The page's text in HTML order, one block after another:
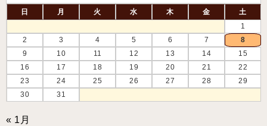
日 月 火 水 木 金
土
1
2
3 4 5 6 7
8
9
10 11 12 13 14
15
16
17 18 19 20 21
22
23
24 25 26 27 28
29
30
31
« 1月